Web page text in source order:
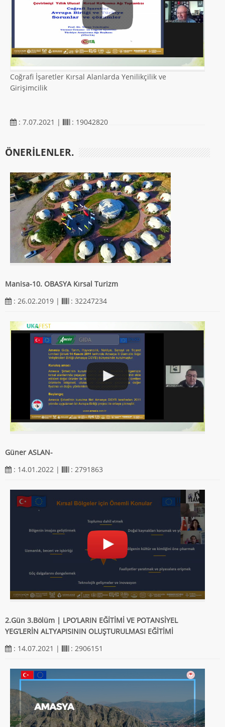
Coğrafi İşaretler Kırsal Alanlarda Yenilikçilik ve
Girişimcilik
: 7.07.2021 | : 19042820
ÖNERILENLER.
Manisa-10. OBASYA Kırsal Turizm
: 26.02.2019 |
: 32247234
Güner ASLAN-
: 14.01.2022 |
: 2791863
2.Gün 3.Bölüm | LPO’LARIN EĞİTİMİ VE POTANSİYEL
YEG’LERİN ALTYAPISININ OLUŞTURULMASI EĞİTİMİ
: 14.07.2021 |
: 2906151